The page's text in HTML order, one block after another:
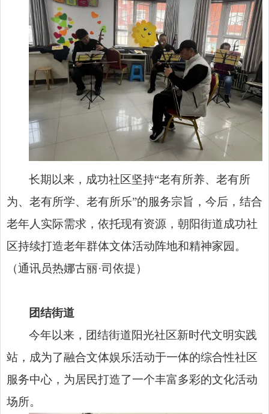
长期以来，成功社区坚持“老有所养、老有所
为、老有所学、老有所乐”的服务宗旨，今后，结合
老年人实际需求，依托现有资源，朝阳街道成功社
区持续打造老年群体文体活动阵地和精神家园。
（通讯员热娜古丽·司依提）
团结街道
今年以来，团结街道阳光社区新时代文明实践
站，成为了融合文体娱乐活动于一体的综合性社区
服务中心，为居民打造了一个丰富多彩的文化活动
场所。